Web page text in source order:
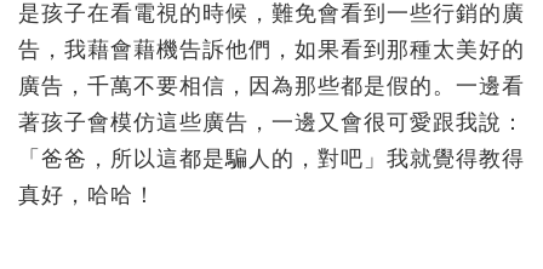
是孩子在看電視的時候，難免會看到一些行銷的廣
告，我藉會藉機告訴他們，如果看到那種太美好的
廣告，千萬不要相信，因為那些都是假的。一邊看
著孩子會模仿這些廣告，一邊又會很可愛跟我說：
「爸爸，所以這都是騙人的，對吧」我就覺得教得
真好，哈哈！